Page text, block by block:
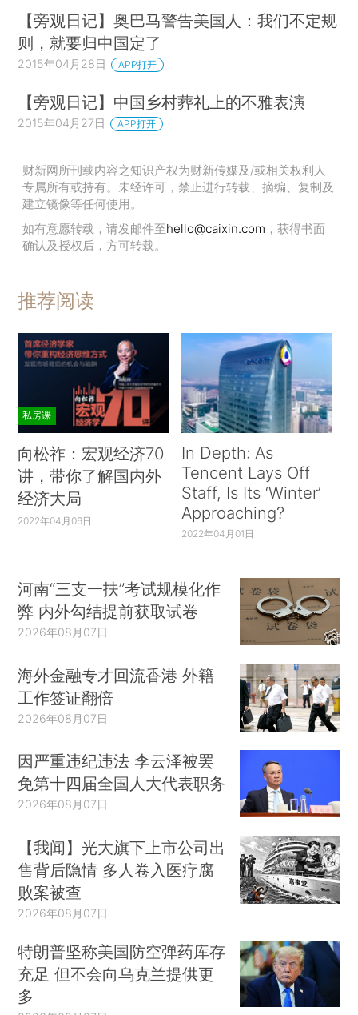
【旁观日记】奥巴马警告美国人：我们不定规
则，就要归中国定了
2015年04月28日 APP打开
【旁观日记】中国乡村葬礼上的不雅表演
2015年04月27日 APP打开
财新网所刊载内容之知识产权为财新传媒及/或相关权利人
专属所有或持有。未经许可，禁止进行转载、摘编、复制及
建立镜像等任何使用。
如有意愿转载，请发邮件至hello@caixin.com ，获得书面
确认及授权后，方可转载。
推荐阅读
私房课
向松祚：宏观经济70
讲，带你了解国内外
经济大局
2022年04月06日
In Depth: As
Tencent Lays Off
Staff, Is Its ‘Winter’
Approaching?
2022年04月01日
河南“三支一扶”考试规模化作
弊 内外勾结提前获取试卷
2026年08月07日
海外金融专才回流香港 外籍
工作签证翻倍
2026年08月07日
因严重违纪违法 李云泽被罢
免第十四届全国人大代表职务
2026年08月07日
【我闻】光大旗下上市公司出
售背后隐情 多人卷入医疗腐
败案被查
2026年08月07日
特朗普坚称美国防空弹药库存
充足 但不会向乌克兰提供更
多